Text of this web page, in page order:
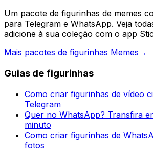
Um pacote de figurinhas de memes
para Telegram e WhatsApp. Veja
adicione à sua coleção com o app
Mais pacotes de figurinhas Memes →
Guias de figurinhas
Como criar figurinhas de vídeo
Telegram
Quer no WhatsApp? Transfira
minuto
Como criar figurinhas de
fotos